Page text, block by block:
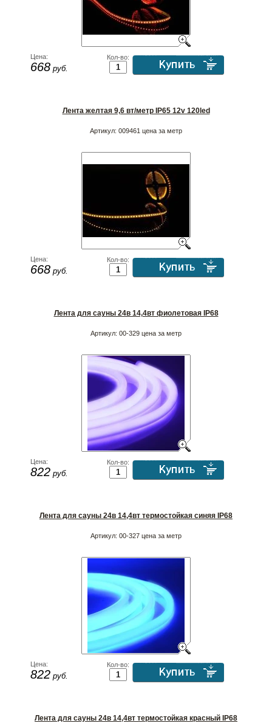
Цена:
668 руб.
Кол-во:
Лента желтая 9,6 вт/метр IP65 12v 120led
Артикул: 009461 цена за метр
Цена:
668 руб.
Кол-во:
Лента для сауны 24в 14,4вт фиолетовая IP68
Артикул: 00-329 цена за метр
Цена:
822 руб.
Кол-во:
Лента для сауны 24в 14,4вт термостойкая синяя IP68
Артикул: 00-327 цена за метр
Цена:
822 руб.
Кол-во:
Лента для сауны 24в 14,4вт термостойкая красный IP68